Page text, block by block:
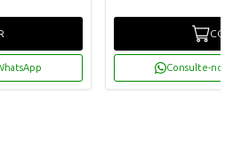
Consulte-nos